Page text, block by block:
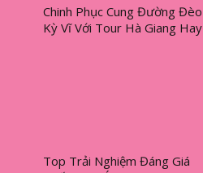
Chinh Phục Cung Đường Đèo
Kỳ Vĩ Với Tour Hà Giang Hay
Top Trải Nghiệm Đáng Giá